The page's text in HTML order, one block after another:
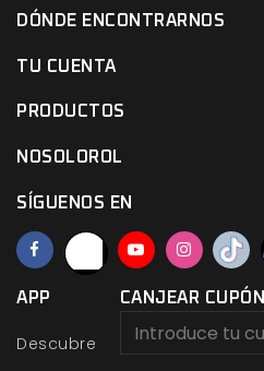
DÓNDE ENCONTRARNOS
TU CUENTA
PRODUCTOS
NOSOLOROL
SÍGUENOS EN
APP
Descubre
CANJEAR CUPÓN